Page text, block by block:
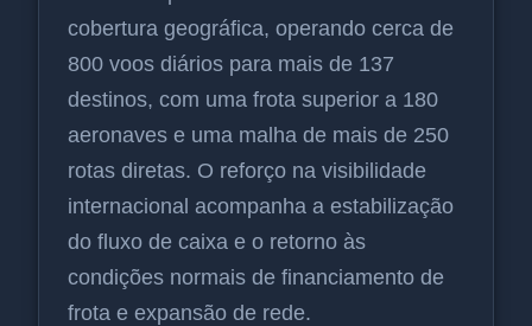
cobertura geográfica, operando cerca de
800 voos diários para mais de 137
destinos, com uma frota superior a 180
aeronaves e uma malha de mais de 250
rotas diretas. O reforço na visibilidade
internacional acompanha a estabilização
do fluxo de caixa e o retorno às
condições normais de financiamento de
frota e expansão de rede.